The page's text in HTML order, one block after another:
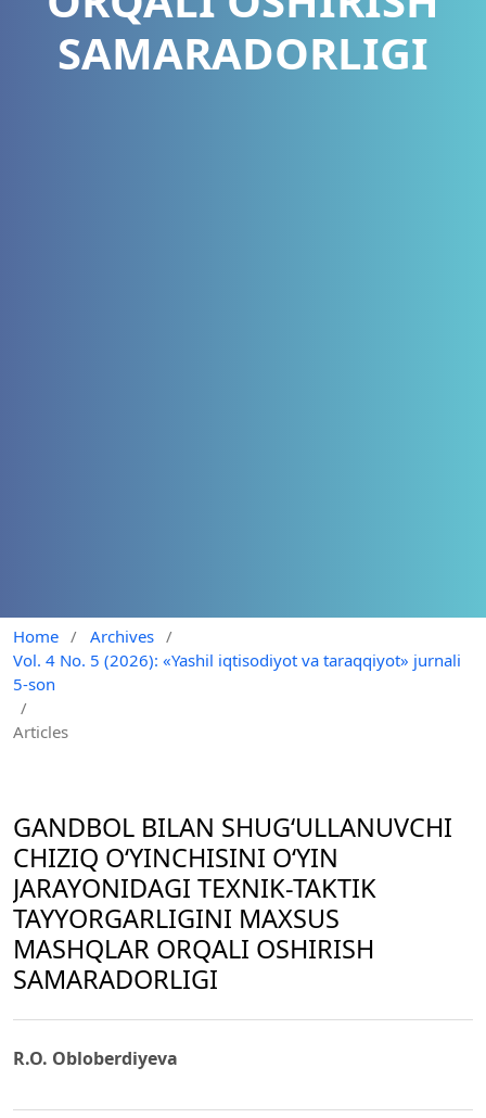
SAMARADORLIGI
Home / Archives /
Vol. 4 No. 5 (2026): «Yashil iqtisodiyot va taraqqiyot» jurnali
5-son
/
Articles
GANDBOL BILAN SHUG‘ULLANUVCHI
CHIZIQ O‘YINCHISINI O‘YIN
JARAYONIDAGI TEXNIK-TAKTIK
TAYYORGARLIGINI MAXSUS
MASHQLAR ORQALI OSHIRISH
SAMARADORLIGI
R.O. Obloberdiyeva